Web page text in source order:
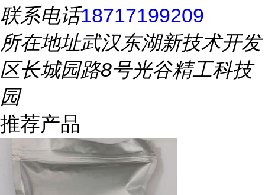
联系电话18717199209
所在地址武汉东湖新技术开发
区长城园路8号光谷精工科技
园
推荐产品